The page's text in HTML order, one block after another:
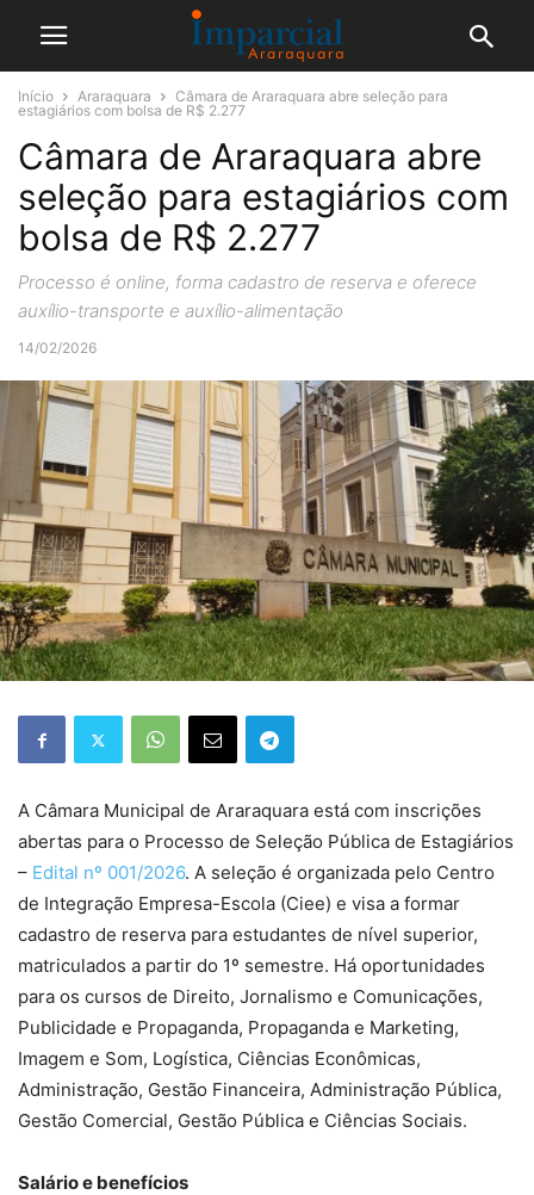
Início Araraquara
Câmara de Araraquara abre seleção para
estagiários com bolsa de R$ 2.277
Câmara de Araraquara abre
seleção para estagiários com
bolsa de R$ 2.277
Processo é online, forma cadastro de reserva e oferece
auxílio-transporte e auxílio-alimentação
14/02/2026
A Câmara Municipal de Araraquara está com inscrições
abertas para o Processo de Seleção Pública de Estagiários
– Edital nº 001/2026. A seleção é organizada pelo Centro
de Integração Empresa-Escola (Ciee) e visa a formar
cadastro de reserva para estudantes de nível superior,
matriculados a partir do 1º semestre. Há oportunidades
para os cursos de Direito, Jornalismo e Comunicações,
Publicidade e Propaganda, Propaganda e Marketing,
Imagem e Som, Logística, Ciências Econômicas,
Administração, Gestão Financeira, Administração Pública,
Gestão Comercial, Gestão Pública e Ciências Sociais.
Salário e benefícios